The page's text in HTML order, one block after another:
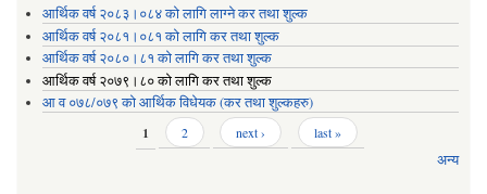
आर्थिक वर्ष २०८३।०८४ को लागि लाग्ने कर तथा शुल्क
आर्थिक वर्ष २०८१।०८१ को लागि कर तथा शुल्क
आर्थिक वर्ष २०८०।८१ को लागि कर तथा शुल्क
आर्थिक वर्ष २०७९।८० को लागि कर तथा शुल्क
आ व ०७८/०७९ को आर्थिक विधेयक (कर तथा शुल्कहरु)
1 2 next › last »
अन्य